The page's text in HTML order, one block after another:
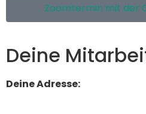
Zoomtermin mit der
Deine
Deine Adresse: